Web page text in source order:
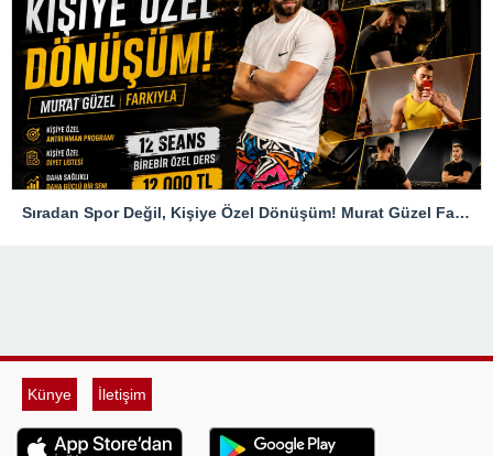
Sıradan Spor Değil, Kişiye Özel Dönüşüm! Murat Güzel Farkıyla
Künye İletişim